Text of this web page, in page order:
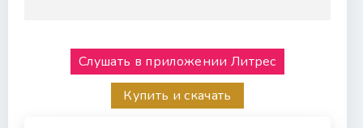
Слушать в приложении Литрес
Купить и скачать